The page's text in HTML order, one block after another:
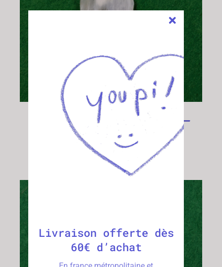
Disque perlé rouge –
Unité
20,00
Livraison offerte dès
60€ d’achat